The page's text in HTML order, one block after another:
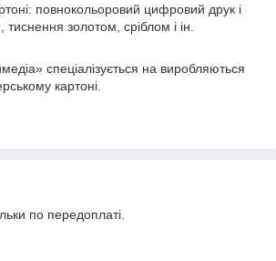
повнокольоровий цифровий друк і
золотом, сріблом і ін.
спеціалізується на виробляються
картоні.
по передоплаті.